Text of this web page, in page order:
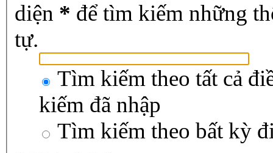
diện * để tìm kiếm những
tự.
Tìm kiếm theo tất cả
kiếm đã nhập
Tìm kiếm theo bất kỳ